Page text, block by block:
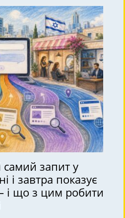
запит у
і завтра показує
і що з цим робити